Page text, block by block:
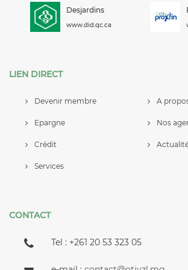
Desjardins
www.did.qc.ca
LIEN DIRECT
Devenir membre
Epargne
Crédit
Services
A
Nos
CONTACT
Tel : +261 20 53 323 05